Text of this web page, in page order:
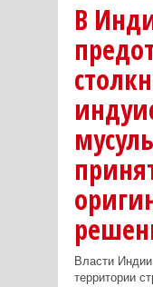
В
Власти Индии
территории